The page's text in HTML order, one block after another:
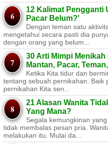
12 Kalimat Pengganti
Pacar Belum?'
Dengan teman satu
mengetahui secara pasti dia
dengan orang yang belum...
30 Arti Mimpi
Mantan, Pacar,
Ketika Kita tidur dan
tentang sebuah pernikahan. Baik
pernikahan Kita sen...
21 Alasan Wanita
Yang Mana?
Segala kemungkinan
tidak membalas pesan pria.
melakukan itu. Mulai da...